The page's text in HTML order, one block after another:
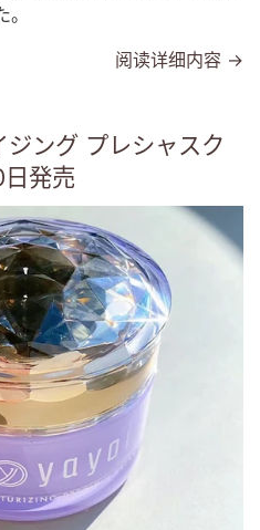
。
阅读详细内容 →
ング プレシャスク
発売⁣